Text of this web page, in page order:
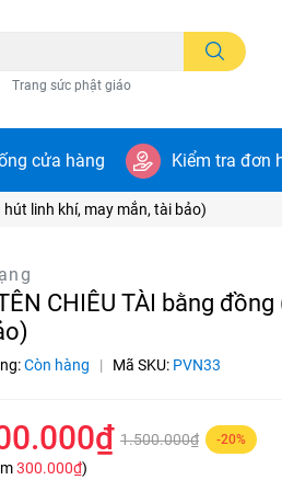
Trang sức phật giáo
cửa hàng Kiểm tra đơn
hút linh khí, may mắn, tài bảo)
CHIÊU TÀI bằng
Còn hàng | Mã SKU: PVN33
1.500.000₫ -20%
300.000₫)